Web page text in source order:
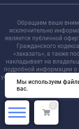
Обращаем ваше
исключительно
является публичной
Гражданского
«заказать», а также
накладывает на
подробной информации о
услуг, пожалуйста,
формы
0
Мы используем
вас.